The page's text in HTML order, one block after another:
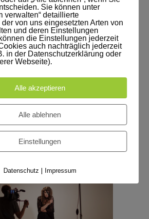
Videoproduktion
Sie können unter
verwalten“ detaillierte
der von uns eingesetzten Arten von
und deren Einstellungen
die Einstellungen jederzeit
auch nachträglich jederzeit
in der Datenschutzerklärung oder
Webseite).
Alle akzeptieren
Alle ablehnen
Einstellungen
Datenschutz | Impressum